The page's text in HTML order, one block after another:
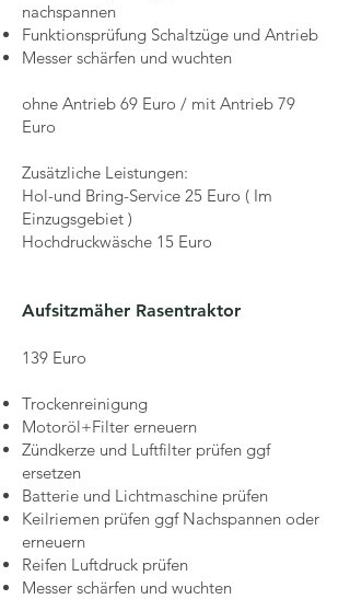
nachspannen
Funktionsprüfung Schaltzüge und Antrieb
Messer schärfen und wuchten
ohne Antrieb 69 Euro / mit Antrieb 79
Euro
Zusätzliche Leistungen:
Hol-und Bring-Service 25 Euro ( Im
Einzugsgebiet )
Hochdruckwäsche 15 Euro
Aufsitzmäher Rasentraktor
139 Euro
Trockenreinigung
Motoröl+Filter erneuern
Zündkerze und Luftfilter prüfen ggf
ersetzen
Batterie und Lichtmaschine prüfen
Keilriemen prüfen ggf Nachspannen oder
erneuern
Reifen Luftdruck prüfen
Messer schärfen und wuchten